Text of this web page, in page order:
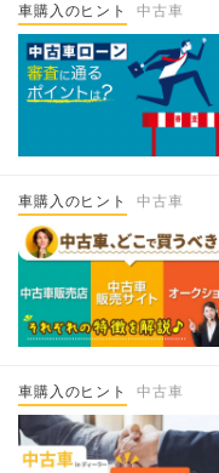
車購入のヒント 中古車
車購入のヒント 中古車
車購入のヒント 中古車